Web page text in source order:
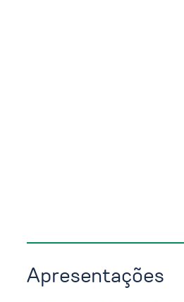
Apresentações